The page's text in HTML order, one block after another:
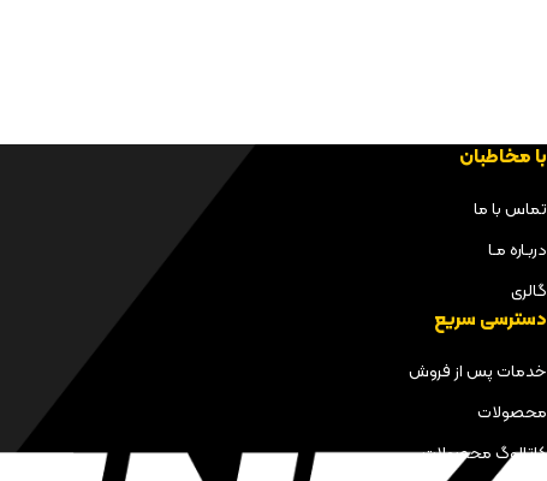
با مخاطبان
تماس با ما
دربـاره مـا
گالری
دسترسی سریع
خدمات پس از فروش
محصولات
کاتالوگ محصولات